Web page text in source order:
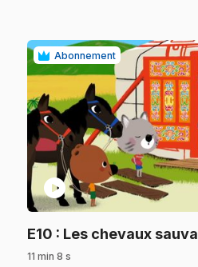
Abonnement
play_circle
E10 : Les chevaux
11 min 8 s